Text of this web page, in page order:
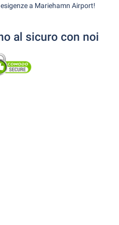
a Mariehamn Airport!
al sicuro con noi